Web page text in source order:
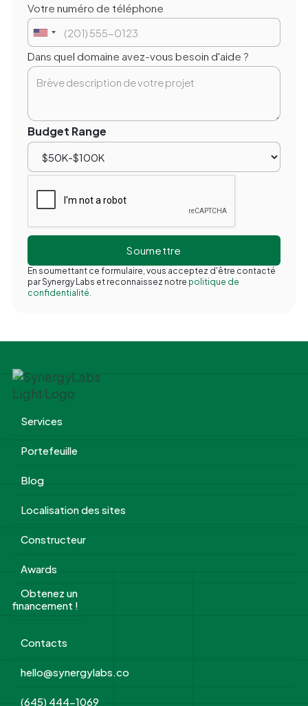
Votre numéro de téléphone
Dans quel domaine avez-vous besoin d'aide ?
Budget Range
En soumettant ce formulaire, vous acceptez d'être contacté
par Synergy Labs et reconnaissez notre politique de
confidentialité.
Services
Portefeuille
Blog
Localisation des sites
Constructeur
Awards
Obtenez un
financement !
Contacts
hello@synergylabs.co
(645) 444-1069